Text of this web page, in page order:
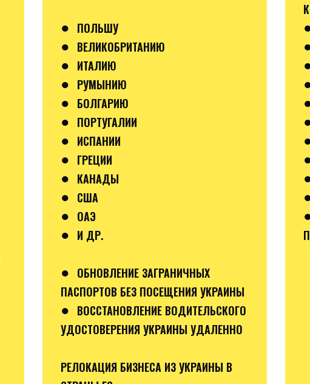
● ПОЛЬШУ
● ВЕЛИКОБРИТАНИЮ
● ИТАЛИЮ
● РУМЫНИЮ
● БОЛГАРИЮ
● ПОРТУГАЛИИ
● ИСПАНИИ
● ГРЕЦИИ
● КАНАДЫ
● США
● ОАЭ
● И ДР.
● ОБНОВЛЕНИЕ ЗАГРАНИЧНЫХ
ПАСПОРТОВ БЕЗ ПОСЕЩЕНИЯ УКРАИНЫ
● ВОССТАНОВЛЕНИЕ ВОДИТЕЛЬСКОГО
УДОСТОВЕРЕНИЯ УКРАИНЫ УДАЛЕННО
РЕЛОКАЦИЯ БИЗНЕСА ИЗ УКРАИНЫ В